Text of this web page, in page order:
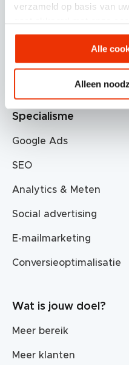
verzameld op basis van
gebruiken.
Alle
Alleen
5613 AM Eindhoven
info@scherponline.nl
Specialisme
Google Ads
SEO
Analytics & Meten
Social advertising
E-mailmarketing
Conversieoptimalisatie
Wat is jouw doel?
Meer bereik
Meer klanten